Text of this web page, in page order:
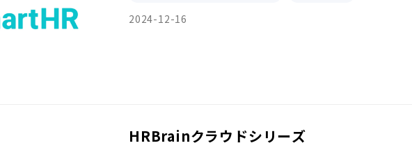
2024-12-16
HRBrainクラウドシリーズ